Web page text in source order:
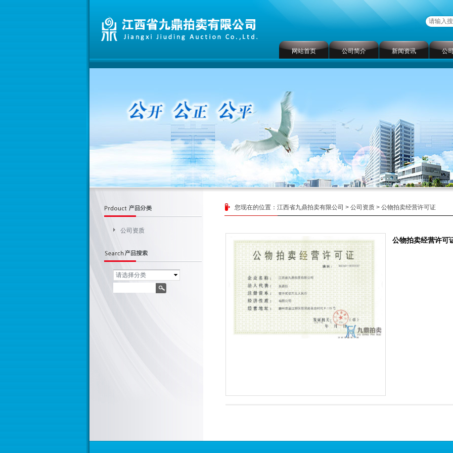
网站首页 公司简介 新闻资讯 公
公司资质
请选择分类
您现在的位置： 江西省九鼎拍卖有限公司 > 公司资质 > 公物拍卖经营许可证
公物拍卖经营许可